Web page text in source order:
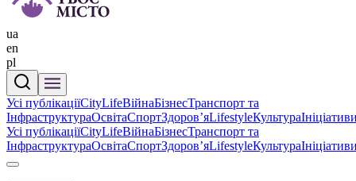
ua
en
pl
Усі публікаціїCityLifeВійнаБізнесТранспорт та
ІнфраструктураОсвітаСпортЗдоровʼяLifestyleКультура
Усі публікаціїCityLifeВійнаБізнесТранспорт та
ІнфраструктураОсвітаСпортЗдоровʼяLifestyleКультура